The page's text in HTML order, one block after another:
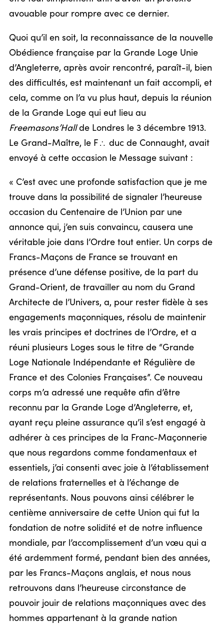
avouable pour rompre avec ce dernier.
Quoi qu’il en soit, la reconnaissance de la nouvelle
Obédience française par la Grande Loge Unie
d’Angleterre, après avoir rencontré, paraît-il, bien
des difficultés, est maintenant un fait accompli, et
cela, comme on l’a vu plus haut, depuis la réunion
de la Grande Loge qui eut lieu au
Freemasons’Hallde Londres le 3 décembre 1913.
Le Grand-Maître, le F / duc de Connaught, avait
envoyé à cette occasion le Message suivant :
« C’est avec une profonde satisfaction que je me
trouve dans la possibilité de signaler l’heureuse
occasion du Centenaire de l’Union par une
annonce qui, j’en suis convaincu, causera une
véritable joie dans l’Ordre tout entier. Un corps de
Francs-Maçons de France se trouvant en
présence d’une défense positive, de la part du
Grand-Orient, de travailler au nom du Grand
Architecte de l’Univers, a, pour rester fidèle à ses
engagements maçonniques, résolu de maintenir
les vrais principes et doctrines de l’Ordre, et a
réuni plusieurs Loges sous le titre de “Grande
Loge Nationale Indépendante et Régulière de
France et des Colonies Françaises”. Ce nouveau
corps m’a adressé une requête afin d’être
reconnu par la Grande Loge d’Angleterre, et,
ayant reçu pleine assurance qu’il s’est engagé à
adhérer à ces principes de la Franc-Maçonnerie
que nous regardons comme fondamentaux et
essentiels, j’ai consenti avec joie à l’établissement
de relations fraternelles et à l’échange de
représentants. Nous pouvons ainsi célébrer le
centième anniversaire de cette Union qui fut la
fondation de notre solidité et de notre influence
mondiale, par l’accomplissement d’un vœu qui a
été ardemment formé, pendant bien des années,
par les Francs-Maçons anglais, et nous nous
retrouvons dans l’heureuse circonstance de
pouvoir jouir de relations maçonniques avec des
hommes appartenant à la grande nation